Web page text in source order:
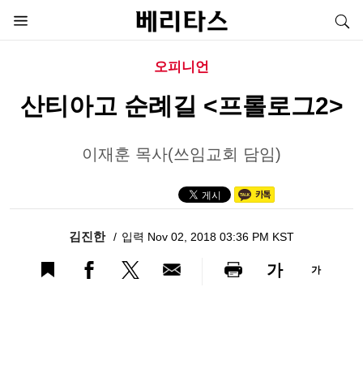
오피니언
산티아고 순례길 <프롤로그2>
이재훈 목사(쓰임교회 담임)
김진한 입력 Nov 02, 2018 03:36 PM KST
가 가